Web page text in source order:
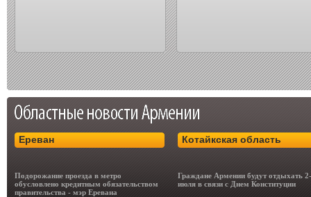
Ереван
Подорожание проезда в метро
обусловлено кредитным обязательством
правительства - мэр Еревана
Котайкская область
Граждане Армении будут отдыхать
июля в связи с Днем Конституции